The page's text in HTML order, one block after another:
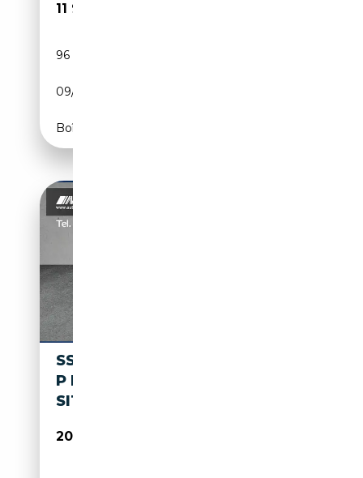
11 950€
96 000 km
09/2018
Boîte automatique
SSANGYONG TIVOLI TIVOLI 1.5
P NOMAD KAMERA NAVI
SITZHEIZUNG
20 990€